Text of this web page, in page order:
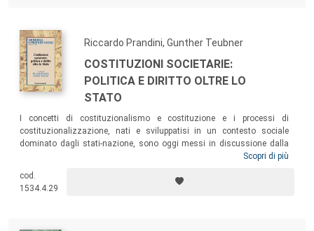
Riccardo Prandini, Gunther Teubner
COSTITUZIONI SOCIETARIE:
POLITICA E DIRITTO OLTRE LO
STATO
I concetti di costituzionalismo e costituzione e i processi di
costituzionalizzazione, nati e sviluppatisi in un contesto sociale
dominato dagli stati-nazione, sono oggi messi in discussione dalla
globalizzazione, che genera la società-mondo. Alla luce di tale rischio,
necessario tentativo di limitare i sempre più irresponsabili poteri che
tendono a colonizzare e alienare il sociale.
Scopri di più
cod.
1534.4.29